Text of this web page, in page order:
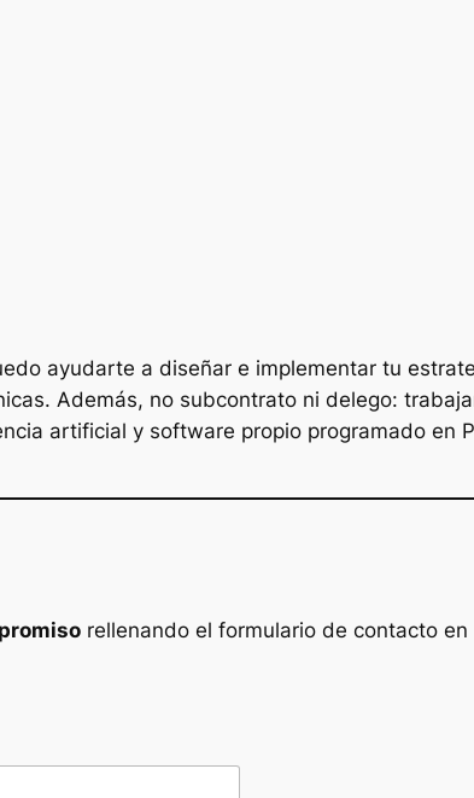
ayudarte a diseñar e implementar tu
Además, no subcontrato ni delego:
artificial y software propio programado en
rellenando el formulario de contacto